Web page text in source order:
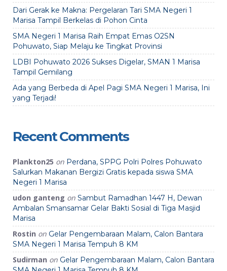
Dari Gerak ke Makna: Pergelaran Tari SMA Negeri 1
Marisa Tampil Berkelas di Pohon Cinta
SMA Negeri 1 Marisa Raih Empat Emas O2SN
Pohuwato, Siap Melaju ke Tingkat Provinsi
LDBI Pohuwato 2026 Sukses Digelar, SMAN 1 Marisa
Tampil Gemilang
Ada yang Berbeda di Apel Pagi SMA Negeri 1 Marisa, Ini
yang Terjadi!
Recent Comments
Plankton25 on Perdana, SPPG Polri Polres Pohuwato
Salurkan Makanan Bergizi Gratis kepada siswa SMA
Negeri 1 Marisa
udon ganteng on Sambut Ramadhan 1447 H, Dewan
Ambalan Smansamar Gelar Bakti Sosial di Tiga Masjid
Marisa
Rostin on Gelar Pengembaraan Malam, Calon Bantara
SMA Negeri 1 Marisa Tempuh 8 KM
Sudirman on Gelar Pengembaraan Malam, Calon Bantara